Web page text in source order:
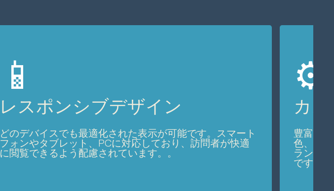
📱
レスポンシブデザイン
どのデバイスでも最適化された表示が可能です。スマート
フォンやタブレット、PCに対応しており、訪問者が快適
に閲覧できるよう配慮されています。。
⚙️
カ
豊富な
色、フ
ランド
です。